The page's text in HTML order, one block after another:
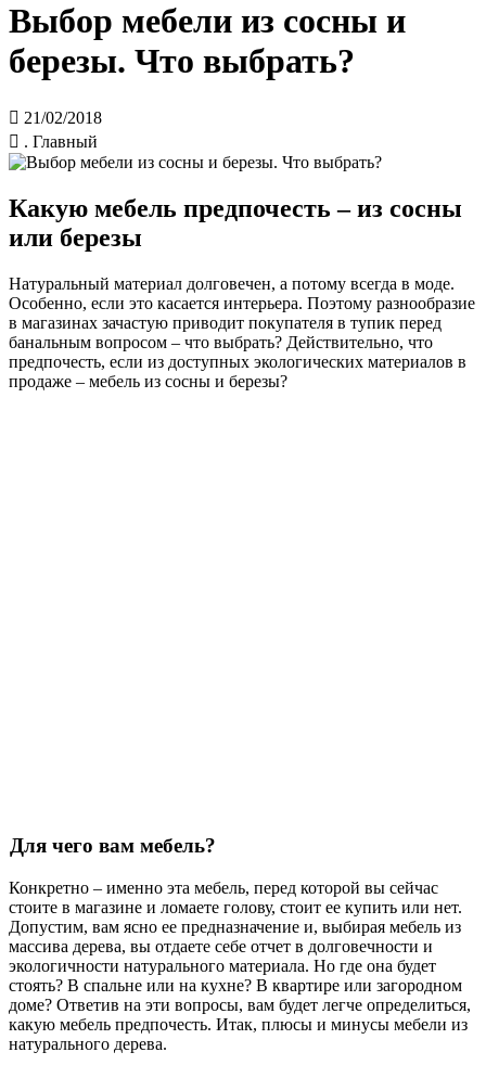
Выбор мебели из сосны и
березы. Что выбрать?
 21/02/2018
 . Главный
Какую мебель предпочесть – из сосны
или березы
Натуральный материал долговечен, а потому всегда в моде.
Особенно, если это касается интерьера. Поэтому разнообразие
в магазинах зачастую приводит покупателя в тупик перед
банальным вопросом – что выбрать? Действительно, что
предпочесть, если из доступных экологических материалов в
продаже – мебель из сосны и березы?
Для чего вам мебель?
Конкретно – именно эта мебель, перед которой вы сейчас
стоите в магазине и ломаете голову, стоит ее купить или нет.
Допустим, вам ясно ее предназначение и, выбирая мебель из
массива дерева, вы отдаете себе отчет в долговечности и
экологичности натурального материала. Но где она будет
стоять? В спальне или на кухне? В квартире или загородном
доме? Ответив на эти вопросы, вам будет легче определиться,
какую мебель предпочесть. Итак, плюсы и минусы мебели из
натурального дерева.